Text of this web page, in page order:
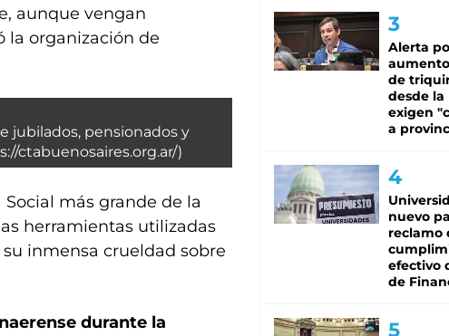
aunque vengan
la organización de
jubilados, pensionados y
ctabuenosaires.org.ar/)
más grande de la
herramientas utilizadas
inmensa crueldad sobre
durante la
Alerta
de
desde la
exigen
a
nuevo
reclamo
efectivo
de